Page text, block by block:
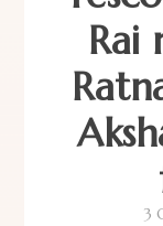
Rai
3